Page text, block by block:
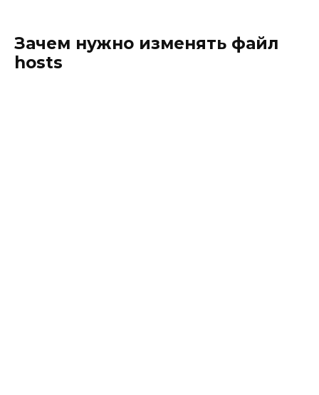
Зачем нужно изменять файл
hosts